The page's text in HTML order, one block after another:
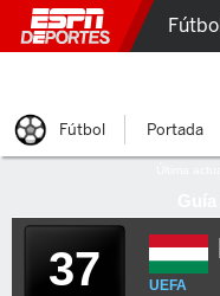
37
UEFA
Fútbol Portada